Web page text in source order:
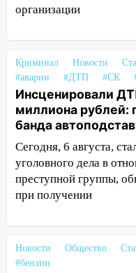
Чемпионате
В
зернобобовых
15:51 Бросила
Ульяновской
агрессивную
15:47 На улице
курьера:
15:15
Проводил
новый кавалер
14:26
В
по улице
организации
Криминал Новости
#аварии
#ДТП #СК
Инсценировали
миллиона рублей:
банда
Сегодня, 6 августа,
уголовного дела в
преступной группы,
при получении
Новости Общество
#бензин